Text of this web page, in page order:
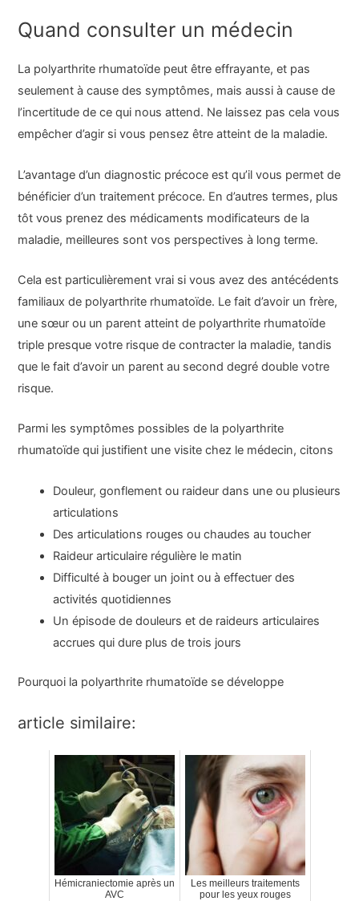
Quand consulter un médecin
La polyarthrite rhumatoïde peut être effrayante, et pas
seulement à cause des symptômes, mais aussi à cause de
l’incertitude de ce qui nous attend. Ne laissez pas cela vous
empêcher d’agir si vous pensez être atteint de la maladie.
L’avantage d’un diagnostic précoce est qu’il vous permet de
bénéficier d’un traitement précoce. En d’autres termes, plus
tôt vous prenez des médicaments modificateurs de la
maladie, meilleures sont vos perspectives à long terme.
Cela est particulièrement vrai si vous avez des antécédents
familiaux de polyarthrite rhumatoïde. Le fait d’avoir un frère,
une sœur ou un parent atteint de polyarthrite rhumatoïde
triple presque votre risque de contracter la maladie, tandis
que le fait d’avoir un parent au second degré double votre
risque.
Parmi les symptômes possibles de la polyarthrite
rhumatoïde qui justifient une visite chez le médecin, citons
Douleur, gonflement ou raideur dans une ou plusieurs
articulations
Des articulations rouges ou chaudes au toucher
Raideur articulaire régulière le matin
Difficulté à bouger un joint ou à effectuer des
activités quotidiennes
Un épisode de douleurs et de raideurs articulaires
accrues qui dure plus de trois jours
Pourquoi la polyarthrite rhumatoïde se développe
article similaire:
Hémicraniectomie après un
AVC
Les meilleurs traitements
pour les yeux rouges